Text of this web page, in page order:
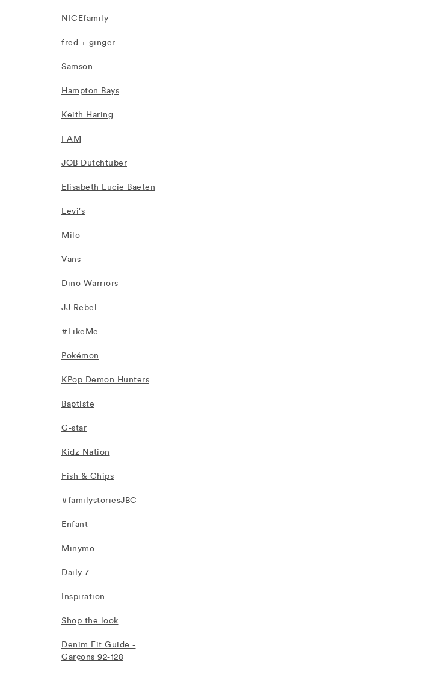
NICEfamily
fred + ginger
Samson
Hampton Bays
Keith Haring
I AM
JOB Dutchtuber
Elisabeth Lucie Baeten
Levi's
Milo
Vans
Dino Warriors
JJ Rebel
#LikeMe
Pokémon
KPop Demon Hunters
Baptiste
G-star
Kidz Nation
Fish & Chips
#familystoriesJBC
Enfant
Minymo
Daily 7
Inspiration
Shop the look
Denim Fit Guide -
Garçons 92-128